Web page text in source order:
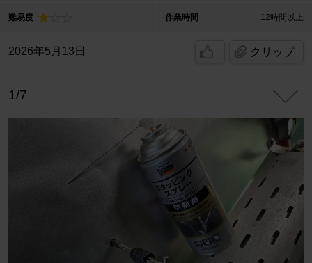
難易度 作業時間 12時間以上
2026年5月13日 クリップ
1/7